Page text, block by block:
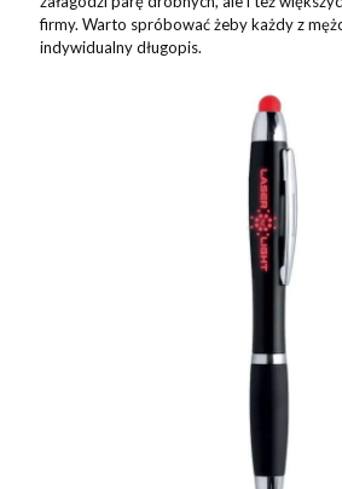
firmy. Warto spróbować żeby każdy z
indywidualny długopis.